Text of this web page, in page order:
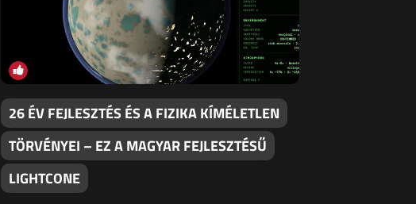
26 ÉV FEJLESZTÉS ÉS A FIZIKA KÍMÉLETLEN
TÖRVÉNYEI – EZ A MAGYAR FEJLESZTÉSŰ
LIGHTCONE